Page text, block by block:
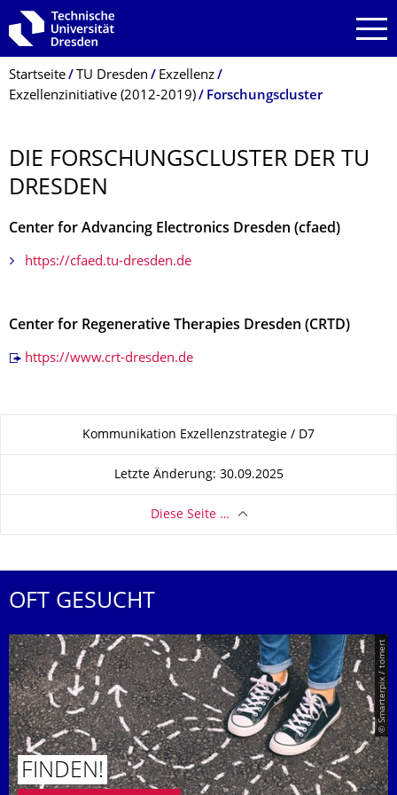
Zur Hauptnavigation springen
Zur Suche springen
Zum Inhalt springen
Breadcrumb-Menü
Startseite TU Dresden
Exzellenz
Exzellenzinitiative (2012-2019)
Forschungscluster
DIE FORSCHUNGSCLUS­TER DER TU
DRESDEN
Center for Advancing Electronics Dresden (cfaed)
https://cfaed.tu-dresden.de
Center for Regenerative Therapies Dresden (CRTD)
https://www.crt-dresden.de
Zu dieser SeiteKommunikation Exzellenzstrategie / D7
Letzte Änderung: 30.09.2025
Diese Seite …
OFT GESUCHT
© Smarterpix / tomert
FINDEN!